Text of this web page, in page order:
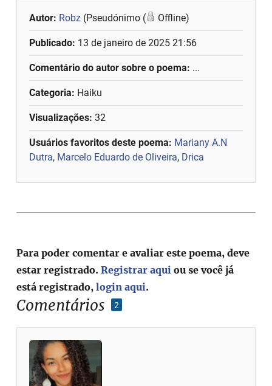
Autor: Robz (Pseudónimo ( Offline)
Publicado: 13 de janeiro de 2025 21:56
Comentário do autor sobre o poema: ...
Categoria: Haiku
Visualizações: 32
Usuários favoritos deste poema: Mariany A.N
Dutra, Marcelo Eduardo de Oliveira, Drica
Comentários 2
Para poder comentar e avaliar este poema, deve
estar registrado.Registrar aqui ou se você já
está registrado,login aqui.